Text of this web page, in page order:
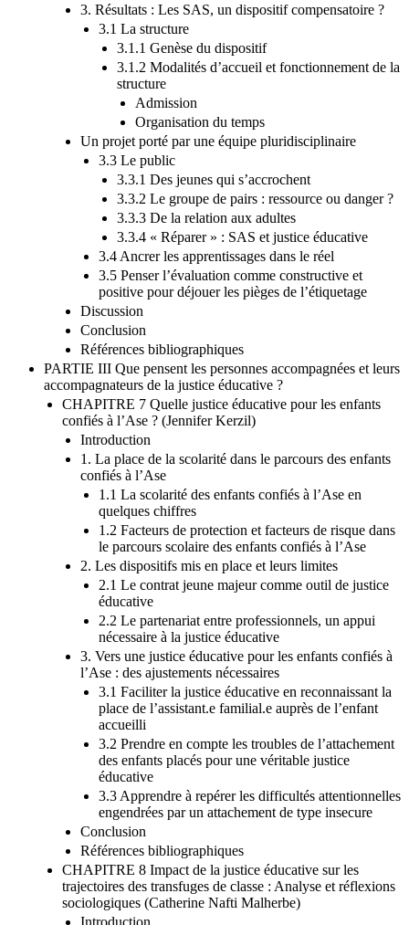
3. Résultats : Les SAS, un dispositif compensatoire ?
3.1 La structure
3.1.1 Genèse du dispositif
3.1.2 Modalités d’accueil et fonctionnement de la
structure
Admission
Organisation du temps
Un projet porté par une équipe pluridisciplinaire
3.3 Le public
3.3.1 Des jeunes qui s’accrochent
3.3.2 Le groupe de pairs : ressource ou danger ?
3.3.3 De la relation aux adultes
3.3.4 « Réparer » : SAS et justice éducative
3.4 Ancrer les apprentissages dans le réel
3.5 Penser l’évaluation comme constructive et
positive pour déjouer les pièges de l’étiquetage
Discussion
Conclusion
Références bibliographiques
PARTIE III Que pensent les personnes accompagnées et leurs
accompagnateurs de la justice éducative ?
CHAPITRE 7 Quelle justice éducative pour les enfants
confiés à l’Ase ? (Jennifer Kerzil)
Introduction
1. La place de la scolarité dans le parcours des enfants
confiés à l’Ase
1.1 La scolarité des enfants confiés à l’Ase en
quelques chiffres
1.2 Facteurs de protection et facteurs de risque dans
le parcours scolaire des enfants confiés à l’Ase
2. Les dispositifs mis en place et leurs limites
2.1 Le contrat jeune majeur comme outil de justice
éducative
2.2 Le partenariat entre professionnels, un appui
nécessaire à la justice éducative
3. Vers une justice éducative pour les enfants confiés à
l’Ase : des ajustements nécessaires
3.1 Faciliter la justice éducative en reconnaissant la
place de l’assistant.e familial.e auprès de l’enfant
accueilli
3.2 Prendre en compte les troubles de l’attachement
des enfants placés pour une véritable justice
éducative
3.3 Apprendre à repérer les difficultés attentionnelles
engendrées par un attachement de type insecure
Conclusion
Références bibliographiques
CHAPITRE 8 Impact de la justice éducative sur les
trajectoires des transfuges de classe : Analyse et réflexions
sociologiques (Catherine Nafti Malherbe)
Introduction